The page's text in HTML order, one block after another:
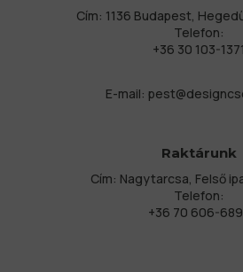
Cím: 1136 Budapest,
Telefon:
+36 30 103-1371
E-mail:
Raktárunk
Cím: Nagytarcsa, Felső
Telefon:
+36 70 606-